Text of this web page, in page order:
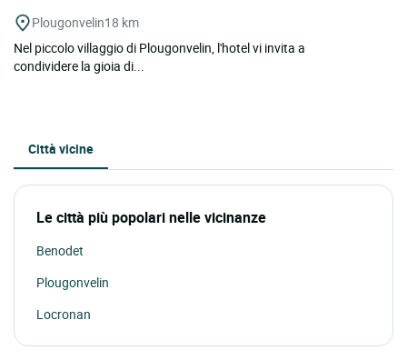
Plougonvelin18 km
Nel piccolo villaggio di Plougonvelin, l'hotel vi invita a
condividere la gioia di...
Città vicine
Le città più popolari nelle vicinanze
Benodet
Plougonvelin
Locronan